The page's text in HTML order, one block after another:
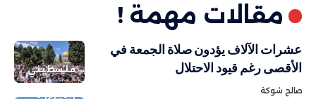
مقالات مهمة !
فلسطيني
عشرات الآلاف يؤدون صلاة الجمعة في
الأقصى رغم قيود الاحتلال
صالح شوكة